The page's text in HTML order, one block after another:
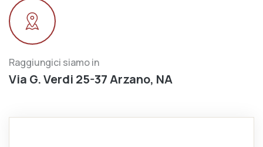
Raggiungici siamo in
Via G. Verdi 25-37 Arzano, NA